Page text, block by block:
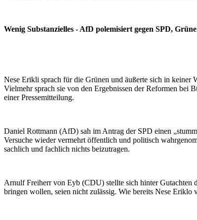
Wenig Substanzielles - AfD polemisiert gegen SPD,
Nese Erikli sprach für die Grünen und äußerte sich in keiner
Vielmehr sprach sie von den Ergebnissen der Reformen bei
einer Pressemitteilung.
Daniel Rottmann (AfD) sah im Antrag der SPD einen
Versuche wieder vermehrt öffentlich und politisch
sachlich und fachlich nichts beizutragen.
Arnulf Freiherr von Eyb (CDU) stellte sich hinter Gutachten
bringen wollen, seien nicht zulässig. Wie bereits Nese